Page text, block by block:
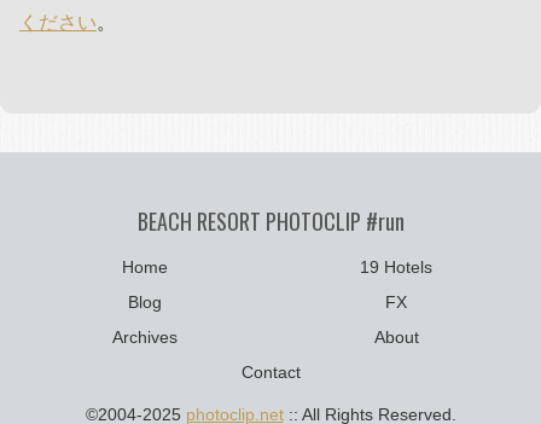
ください。
BEACH RESORT PHOTOCLIP #run
Home
19 Hotels
Blog
FX
Archives
About
Contact
©2004-2025 photoclip.net:: All Rights Reserved.